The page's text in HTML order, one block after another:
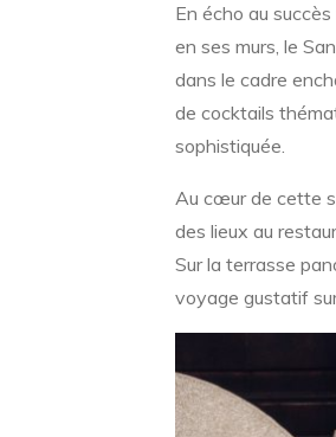
En écho au
en ses murs, le
dans le cadre
de cocktails
sophistiquée.
Au cœur de cette
des lieux au
Sur la terrasse
voyage gustatif